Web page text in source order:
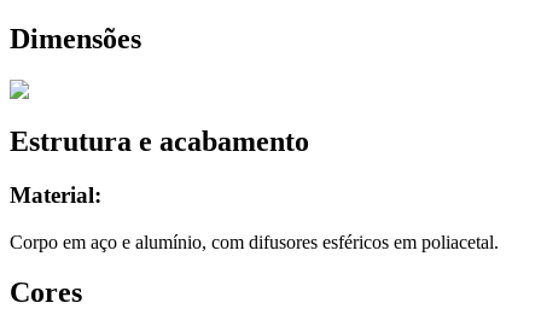
Dimensões
Estrutura e acabamento
Material:
Corpo em aço e alumínio, com difusores esféricos em poliacetal.
Cores